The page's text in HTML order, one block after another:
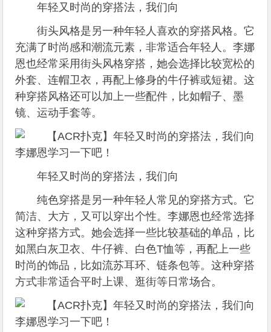
年轻又时尚的穿搭法，我们向
街头风格是另一种年轻人喜欢的穿搭风格。它
充满了时尚感和潮流元素，非常适合年轻人。李娜
恩也经常采用街头风格穿搭，她会选择比较宽松的
外套、连帽卫衣，再配上修身的牛仔裤或短裙。这
种穿搭风格还可以加上一些配件，比如帽子、墨
镜、运动手套等。
年轻又时尚的穿搭法，我们向
纯色穿搭是另一种年轻人常见的穿搭方式。它
简洁、大方，又可以穿出个性。李娜恩也经常选择
这种穿搭方式。她会选择一些比较基础的单品，比
如黑白灰卫衣、牛仔裤、白色T恤等，再配上一些
时尚的饰品，比如流苏耳环、链条包等。这种穿搭
方式非常适合平时上课、逛街等日常场合。